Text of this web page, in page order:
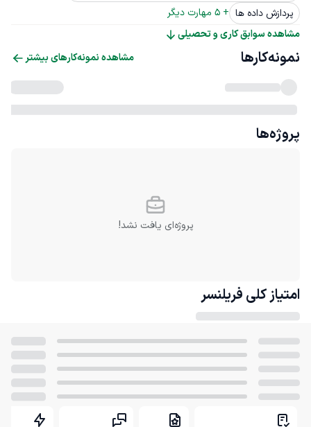
پردازش داده ها +
5 مهارت دیگر
مشاهده سوابق کاری و تحصیلی
نمونه‌کارها مشاهده نمونه‌کارهای بیشتر
پروژه‌ها
پروژه‌ای یافت نشد!
امتیاز کلی فریلنسر